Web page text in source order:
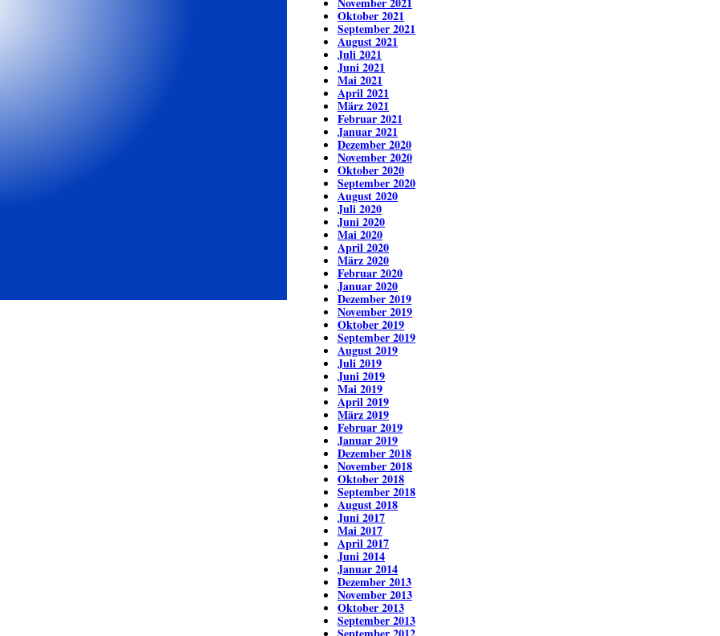
Oktober 2021
September 2021
August 2021
Juli 2021
Juni 2021
Mai 2021
April 2021
März 2021
Februar 2021
Januar 2021
Dezember 2020
November 2020
Oktober 2020
September 2020
August 2020
Juli 2020
Juni 2020
Mai 2020
April 2020
März 2020
Februar 2020
Januar 2020
Dezember 2019
November 2019
Oktober 2019
September 2019
August 2019
Juli 2019
Juni 2019
Mai 2019
April 2019
März 2019
Februar 2019
Januar 2019
Dezember 2018
November 2018
Oktober 2018
September 2018
August 2018
Juni 2017
Mai 2017
April 2017
Juni 2014
Januar 2014
Dezember 2013
November 2013
Oktober 2013
September 2013